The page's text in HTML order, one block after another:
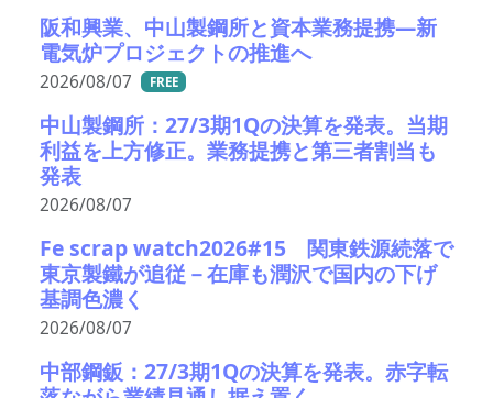
阪和興業、中山製鋼所と資本業務提携―新
電気炉プロジェクトの推進へ
2026/08/07 FREE
中山製鋼所：27/3期1Qの決算を発表。当期
利益を上方修正。業務提携と第三者割当も
発表
2026/08/07
Fe scrap watch2026#15 関東鉄源続落で
東京製鐵が追従－在庫も潤沢で国内の下げ
基調色濃く
2026/08/07
中部鋼鈑：27/3期1Qの決算を発表。赤字転